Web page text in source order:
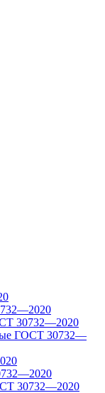
30732—2020
ГОСТ 30732—
30732—2020